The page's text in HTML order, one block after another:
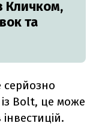
Кличком,
та
Bolt, це може